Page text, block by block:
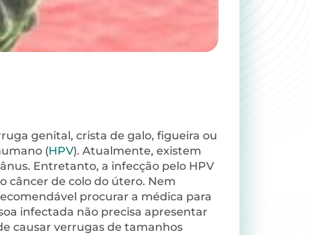
genital, crista de galo, figueira ou
(HPV). Atualmente, existem
Entretanto, a infecção pelo HPV
câncer de colo do útero. Nem
procurar a médica para
infectada não precisa apresentar
causar verrugas de tamanhos